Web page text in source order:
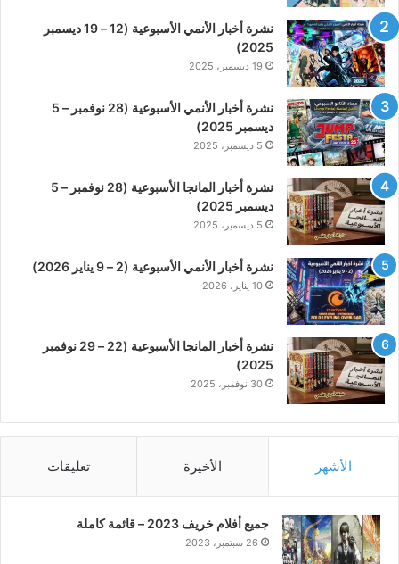
نشرة أخبار الأنمي الأسبوعية (12 – 19 ديسمبر
2025)
19 ديسمبر، 2025
نشرة أخبار الأنمي الأسبوعية (28 نوفمبر – 5
ديسمبر 2025)
5 ديسمبر، 2025
نشرة أخبار المانجا الأسبوعية (28 نوفمبر – 5
ديسمبر 2025)
5 ديسمبر، 2025
نشرة أخبار الأنمي الأسبوعية (2 – 9 يناير 2026)
10 يناير، 2026
نشرة أخبار المانجا الأسبوعية (22 – 29 نوفمبر
2025)
30 نوفمبر، 2025
الأشهر الأخيرة تعليقات
جميع أفلام خريف 2023 – قائمة كاملة
26 سبتمبر، 2023